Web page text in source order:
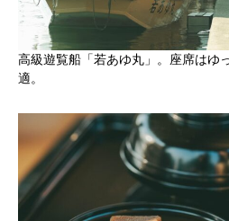
高級遊覧船「若あゆ丸」。座席はゆ
適。